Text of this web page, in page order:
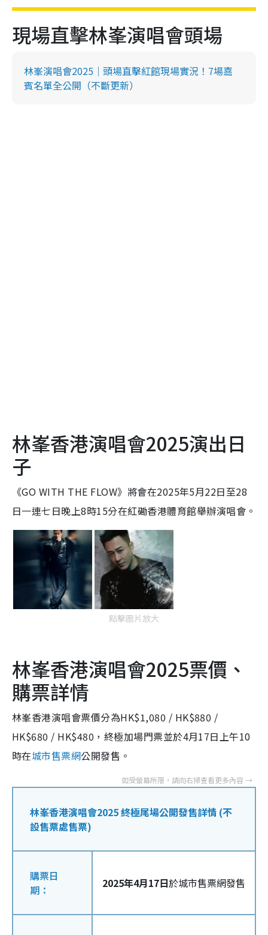
現場直擊林峯演唱會頭場
林峯演唱會2025｜頭場直擊紅館現場實況！7場嘉
賓名單全公開（不斷更新）
林峯香港演唱會2025演出日
子
《GO WITH THE FLOW》將會在2025年5月22日至28
日一連七日晚上8時15分在紅磡香港體育館舉辦演唱會。
點擊圖片放大
林峯香港演唱會2025票價、
購票詳情
林峯香港演唱會票價分為HK$1,080 / HK$880 /
HK$680 / HK$480，終極加場門票並於4月17日上午10
時在城市售票網公開發售。
林峯香港演唱會2025 終極尾場公開發售詳情 (不
設售票處售票)
購票日
期：
2025年4月17日於城市售票網發售